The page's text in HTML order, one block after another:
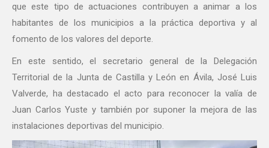
que este tipo de actuaciones contribuyen a animar a los
habitantes de los municipios a la práctica deportiva y al
fomento de los valores del deporte.
En este sentido, el secretario general de la Delegación
Territorial de la Junta de Castilla y León en Ávila, José Luis
Valverde, ha destacado el acto para reconocer la valía de
Juan Carlos Yuste y también por suponer la mejora de las
instalaciones deportivas del municipio.